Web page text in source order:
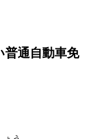
普通自動車免